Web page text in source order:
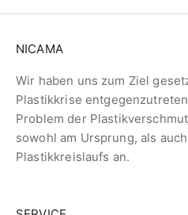
NICAMA
Wir haben uns zum Ziel
Plastikkrise
Problem der
sowohl am Ursprung, als
Plastikkreislaufs an.